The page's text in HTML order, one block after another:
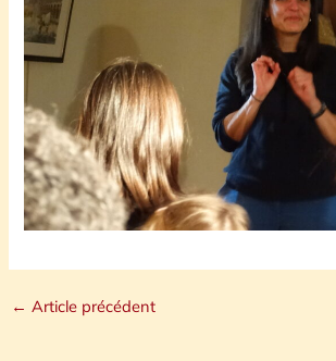
← Article précédent